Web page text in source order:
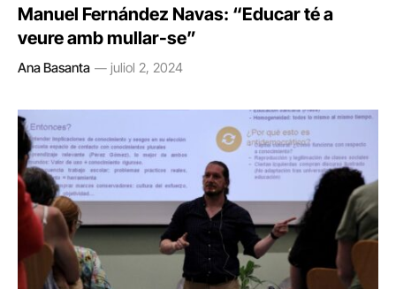
Manuel Fernández Navas: “Educar té a
veure amb mullar-se”
Ana Basanta juliol 2, 2024